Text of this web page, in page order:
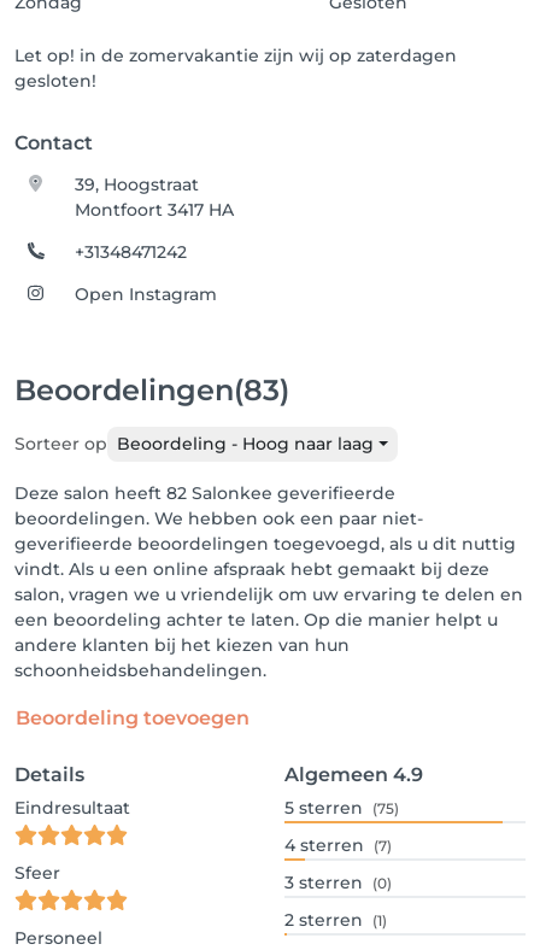
Let op! in de zomervakantie zijn wij op zaterdagen
gesloten!
Contact
39, Hoogstraat
Montfoort 3417 HA
+31348471242
Open Instagram
Beoordelingen(83)
Sorteer op Beoordeling - Hoog naar laag
Deze salon heeft 82 Salonkee geverifieerde
beoordelingen. We hebben ook een paar niet-
geverifieerde beoordelingen toegevoegd, als u dit nuttig
vindt. Als u een online afspraak hebt gemaakt bij deze
salon, vragen we u vriendelijk om uw ervaring te delen en
een beoordeling achter te laten. Op die manier helpt u
andere klanten bij het kiezen van hun
schoonheidsbehandelingen.
Beoordeling toevoegen
Details
Eindresultaat
Sfeer
Personeel
Algemeen 4.9
5 sterren (75)
4 sterren (7)
3 sterren (0)
2 sterren (1)